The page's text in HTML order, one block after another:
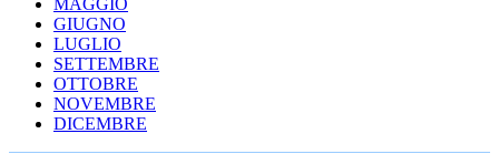
MAGGIO
GIUGNO
LUGLIO
SETTEMBRE
OTTOBRE
NOVEMBRE
DICEMBRE